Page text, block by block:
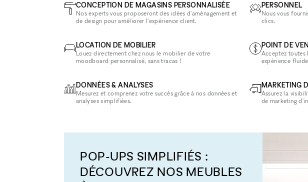
CONCEPTION DE MAGASINS PERSONNALISÉE
Nos experts vous proposeront des idées d'aménagement et
de design pour améliorer l'expérience client.
LOCATION DE MOBILIER
Louez directement chez nous le mobilier de votre
moodboard personnalisé, sans tracas !
DONNÉES & ANALYSES
Mesurez et comprenez votre succès grâce à nos données et
analyses simplifiées.
PERSONNEL
Nous vous
clics.
POINT DE
Acceptez toutes
expérience
MARKETING
Assurez la
de marketing
POP-UPS SIMPLIFIÉS :
DÉCOUVREZ NOS MEUBLES